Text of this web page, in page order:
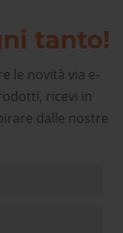
tanto!
le novità via e-
ricevi in
dalle nostre